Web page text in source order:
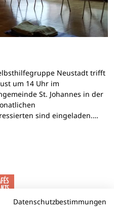
Neustadt trifft
um 14 Uhr im
St. Johannes in der
sind eingeladen.…
Datenschutzbestimmungen